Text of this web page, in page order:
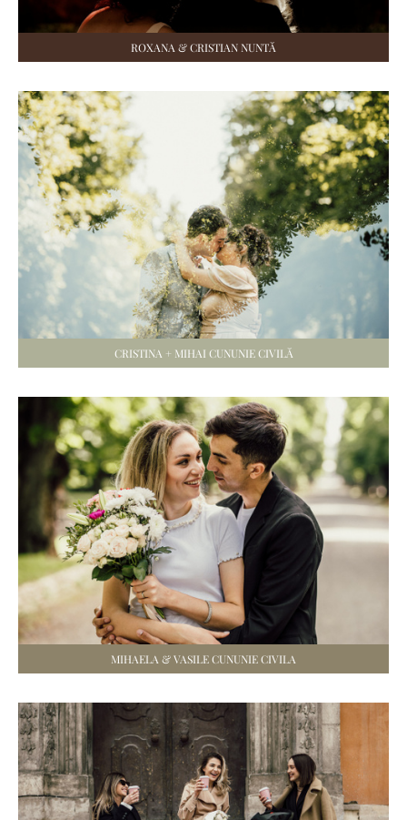
ROXANA & CRISTIAN NUNTĂ
CRISTINA + MIHAI CUNUNIE CIVILĂ
MIHAELA & VASILE CUNUNIE CIVILA